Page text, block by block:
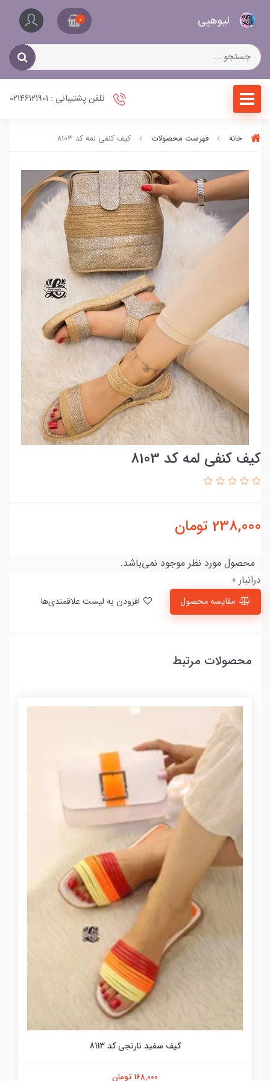
لیو‌هپی 0
تلفن پشتیبانی : 02146121901
خانه فهرست محصولات کیف کنفی لمه کد 8103
کیف کنفی لمه کد 8103
238,000 تومان
محصول مورد نظر موجود نمی‌باشد.
درانبار 0
مقایسه محصول
محصولات مرتبط
کیف سفید نارنجی کد 8113
168,000 تومان